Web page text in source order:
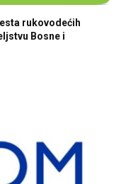
rukovodećih
Bosne i